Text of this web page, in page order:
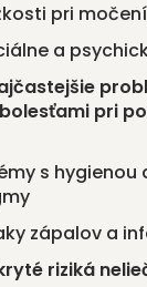
pri močení
a
pri
s hygienou
zápalov a
riziká